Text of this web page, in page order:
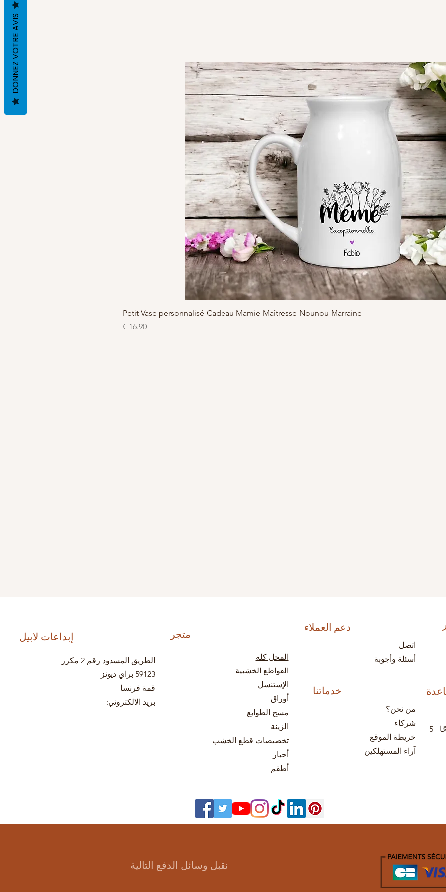
Petit Vase personnalisé-Cadeau Mamie-Maîtresse-Nounou-Marraine
السعر
إبداعات لابيل
الطريق المسدود رقم 2 مكرر
59123 براي ديونز
قمة فرنسا
بريد الالكتروني:
متجر
المحل كله
القواطع الخشبية
الإستنسل
أوراق
مسح الطوابع
الزينة
تخصيصات قطع الخشب
أحبار
أطقم
من الإثنين إلى الجمعة: 9 صباحًا - 5
نقبل وسائل الدفع التالية
من نحن؟
شركاء
خريطة الموقع
آراء المستهلكين
خدماتنا
اتصل
أسئلة وأجوبة
دعم العملاء
DONNEZ VOTRE AVIS